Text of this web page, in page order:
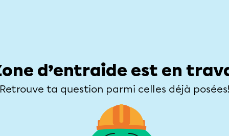
d’entraide est en
Retrouve ta question parmi celles déjà